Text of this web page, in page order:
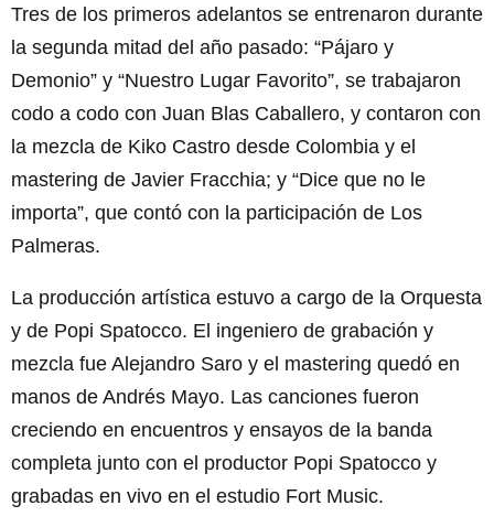
Tres de los primeros adelantos se entrenaron durante
la segunda mitad del año pasado: “Pájaro y
Demonio” y “Nuestro Lugar Favorito”, se trabajaron
codo a codo con Juan Blas Caballero, y contaron con
la mezcla de Kiko Castro desde Colombia y el
mastering de Javier Fracchia; y “Dice que no le
importa”, que contó con la participación de Los
Palmeras.
La producción artística estuvo a cargo de la Orquesta
y de Popi Spatocco. El ingeniero de grabación y
mezcla fue Alejandro Saro y el mastering quedó en
manos de Andrés Mayo. Las canciones fueron
creciendo en encuentros y ensayos de la banda
completa junto con el productor Popi Spatocco y
grabadas en vivo en el estudio Fort Music.